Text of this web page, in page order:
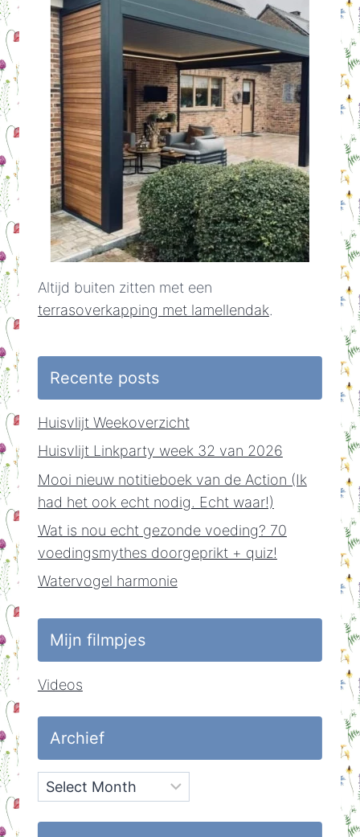
Altijd buiten zitten met een
terrasoverkapping met lamellendak.
Recente posts
Huisvlijt Weekoverzicht
Huisvlijt Linkparty week 32 van 2026
Mooi nieuw notitieboek van de Action (Ik
had het ook echt nodig. Echt waar!)
Wat is nou echt gezonde voeding? 70
voedingsmythes doorgeprikt + quiz!
Watervogel harmonie
Mijn filmpjes
Videos
Archief
Archief